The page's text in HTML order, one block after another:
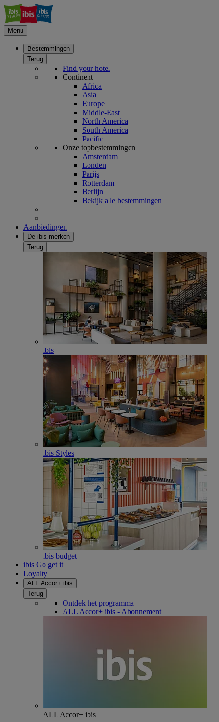
Menu
Bestemmingen
Terug
Find your hotel
Continent
Africa
Asia
Europe
Middle-East
North America
South America
Pacific
Onze topbestemmingen
Amsterdam
Londen
Parijs
Rotterdam
Berlijn
Bekijk alle bestemmingen
Aanbiedingen
De ibis merken
Terug
ibis
ibis Styles
ibis budget
ibis Go get it
Loyalty
ALL Accor+ ibis
Terug
Ontdek het programma
ALL Accor+ ibis - Abonnement
ALL Accor+ ibis